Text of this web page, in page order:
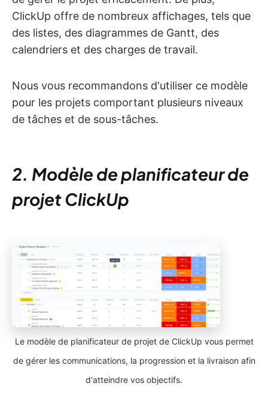
ClickUp offre de nombreux affichages, tels que
des listes, des diagrammes de Gantt, des
calendriers et des charges de travail.
Nous vous recommandons d'utiliser ce modèle
pour les projets comportant plusieurs niveaux
de tâches et de sous-tâches.
2. Modèle de planificateur de
projet ClickUp
Le modèle de planificateur de projet de ClickUp vous permet
de gérer les communications, la progression et la livraison afin
d'atteindre vos objectifs.